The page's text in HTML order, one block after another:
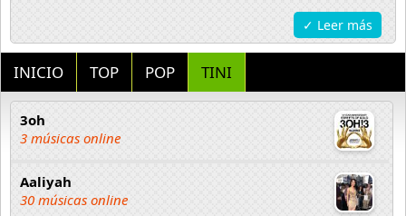
✓ Leer más
INICIO TOP POP TINI
3oh
3 músicas online
Aaliyah
30 músicas online